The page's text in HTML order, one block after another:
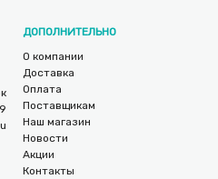
ДОПОЛНИТЕЛЬНО
О компании
Доставка
Оплата
Поставщикам
Наш магазин
Новости
Акции
Контакты